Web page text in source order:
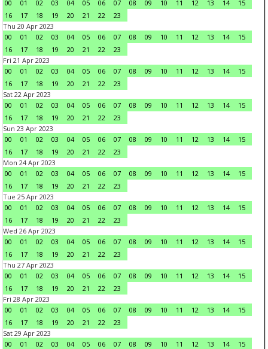
00
01 02 03 04 05 06 07 08 09 10 11 12 13 14
15
16
17 18 19 20 21 22
23
Thu 20 Apr 2023
00
01 02 03 04 05 06 07 08 09 10 11 12 13 14
15
16
17 18 19 20 21 22
23
Fri 21 Apr 2023
00
01 02 03 04 05 06 07 08 09 10 11 12 13 14
15
16
17 18 19 20 21 22
23
Sat 22 Apr 2023
00
01 02 03 04 05 06 07 08 09 10 11 12 13 14
15
16
17 18 19 20 21 22
23
Sun 23 Apr 2023
00
01 02 03 04 05 06 07 08 09 10 11 12 13 14
15
16
17 18 19 20 21 22
23
Mon 24 Apr 2023
00
01 02 03 04 05 06 07 08 09 10 11 12 13 14
15
16
17 18 19 20 21 22
23
Tue 25 Apr 2023
00
01 02 03 04 05 06 07 08 09 10 11 12 13 14
15
16
17 18 19 20 21 22
23
Wed 26 Apr 2023
00
01 02 03 04 05 06 07 08 09 10 11 12 13 14
15
16
17 18 19 20 21 22
23
Thu 27 Apr 2023
00
01 02 03 04 05 06 07 08 09 10 11 12 13 14
15
16
17 18 19 20 21 22
23
Fri 28 Apr 2023
00
01 02 03 04 05 06 07 08 09 10 11 12 13 14
15
16
17 18 19 20 21 22
23
Sat 29 Apr 2023
00
01 02 03 04 05 06 07 08 09 10 11 12 13 14
15